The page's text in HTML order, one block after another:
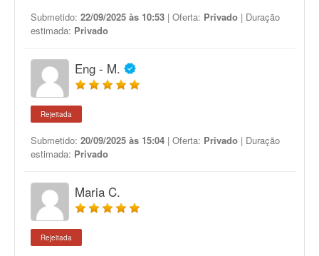
Submetido: 22/09/2025 às 10:53 | Oferta: Privado | Duração
estimada: Privado
Eng - M.
Rejeitada
Submetido: 20/09/2025 às 15:04 | Oferta: Privado | Duração
estimada: Privado
Maria C.
Rejeitada